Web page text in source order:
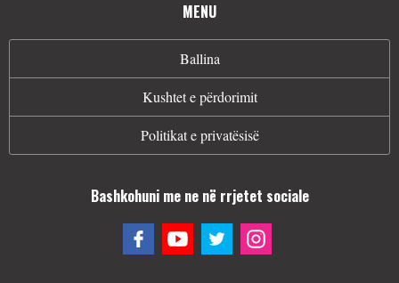
MENU
Ballina
Kushtet e përdorimit
Politikat e privatësisë
Bashkohuni me ne në rrjetet sociale